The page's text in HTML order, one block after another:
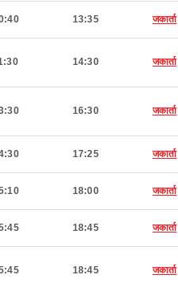
13:35 जकार्ता
14:30 जकार्ता
16:30 जकार्ता
17:25 जकार्ता
18:00 जकार्ता
18:45 जकार्ता
18:45 जकार्ता